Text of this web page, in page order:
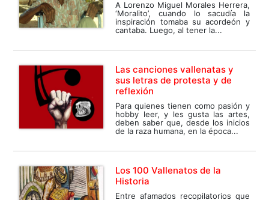
A Lorenzo Miguel Morales Herrera,
‘Moralito’, cuando lo sacudía la
inspiración tomaba su acordeón y
cantaba. Luego, al tener la...
Las canciones vallenatas y
sus letras de protesta y de
reflexión
Para quienes tienen como pasión y
hobby leer, y les gusta las artes,
deben saber que, desde los inicios
de la raza humana, en la época...
Los 100 Vallenatos de la
Historia
Entre afamados recopilatorios que